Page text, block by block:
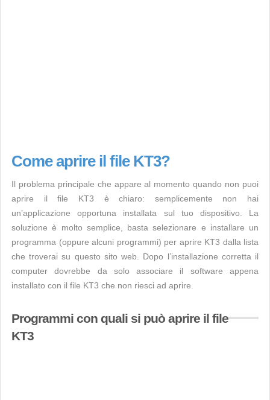
Come aprire il file KT3?
Il problema principale che appare al momento quando non puoi
aprire il file KT3 è chiaro: semplicemente non hai
un’applicazione opportuna installata sul tuo dispositivo. La
soluzione è molto semplice, basta selezionare e installare un
programma (oppure alcuni programmi) per aprire KT3 dalla lista
che troverai su questo sito web. Dopo l’installazione corretta il
computer dovrebbe da solo associare il software appena
installato con il file KT3 che non riesci ad aprire.
Programmi con quali si può aprire il file
KT3